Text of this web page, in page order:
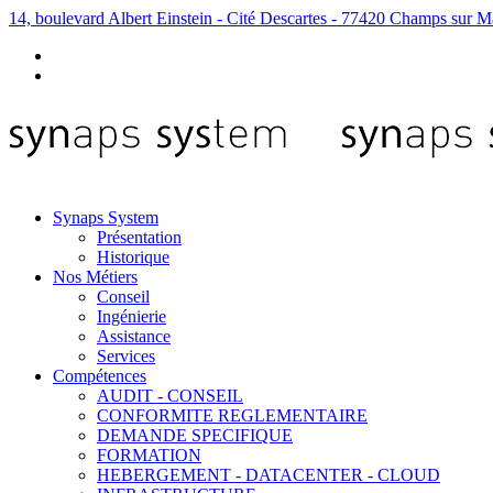
14, boulevard Albert Einstein - Cité Descartes - 77420 Champs sur
Synaps System
Présentation
Historique
Nos Métiers
Conseil
Ingénierie
Assistance
Services
Compétences
AUDIT - CONSEIL
CONFORMITE REGLEMENTAIRE
DEMANDE SPECIFIQUE
FORMATION
HEBERGEMENT - DATACENTER - CLOUD